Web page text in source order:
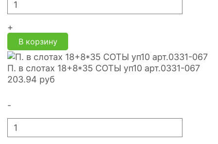
+
В корзину
П. в слотах 18+8*35 СОТЫ уп10 арт.0331-067
203.94 руб
-